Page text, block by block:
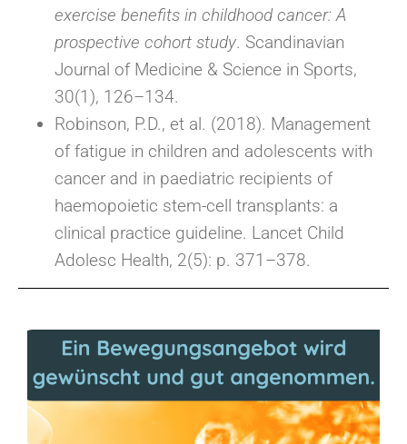
exercise benefits in childhood cancer: A
prospective cohort study. Scandinavian
Journal of Medicine & Science in Sports,
30(1), 126–134.
Robinson, P.D., et al. (2018). Management
of fatigue in children and adolescents with
cancer and in paediatric recipients of
haemopoietic stem-cell transplants: a
clinical practice guideline. Lancet Child
Adolesc Health, 2(5): p. 371–378.